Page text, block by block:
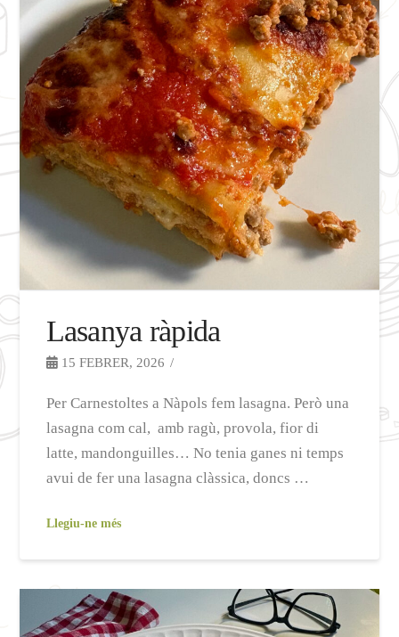
Lasanya ràpida
15 FEBRER, 2026
Per Carnestoltes a Nàpols fem lasagna. Però una
lasagna com cal, amb ragù, provola, fior di
latte, mandonguilles… No tenia ganes ni temps
avui de fer una lasagna clàssica, doncs …
Llegiu-ne més